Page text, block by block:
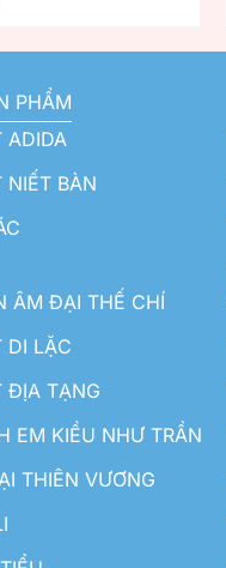
PHẨM
ADIDA
NIẾT BÀN
ÂM ĐẠI THẾ CHÍ
DI LẶC
ĐỊA TẠNG
EM KIỀU NHƯ TRẦN
THIÊN VƯƠNG